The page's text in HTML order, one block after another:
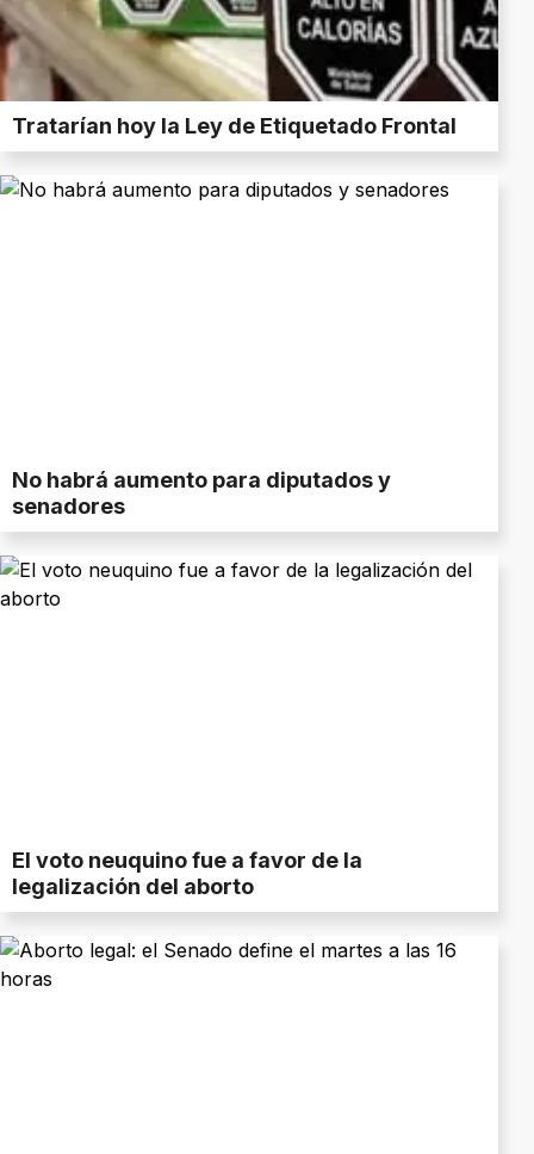
Tratarían hoy la Ley de Etiquetado Frontal
No habrá aumento para diputados y
senadores
El voto neuquino fue a favor de la
legalización del aborto